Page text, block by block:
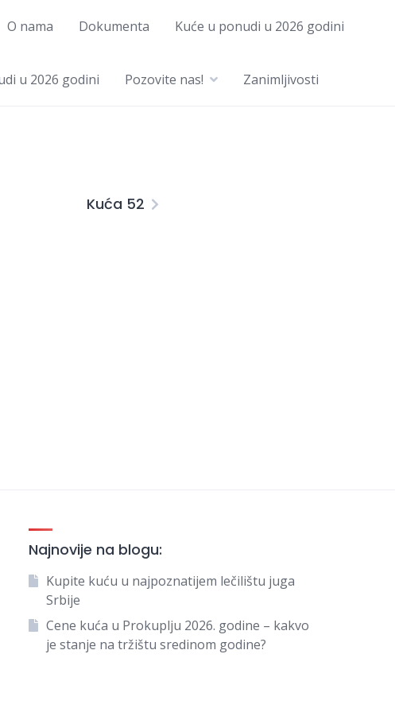
O nama Dokumenta Kuće u ponudi u 2026 godini
u 2026 godini Pozovite nas! Zanimljivosti
Kuća 52
Najnovije na blogu:
Kupite kuću u najpoznatijem lečilištu juga
Srbije
Cene kuća u Prokuplju 2026. godine – kakvo
je stanje na tržištu sredinom godine?